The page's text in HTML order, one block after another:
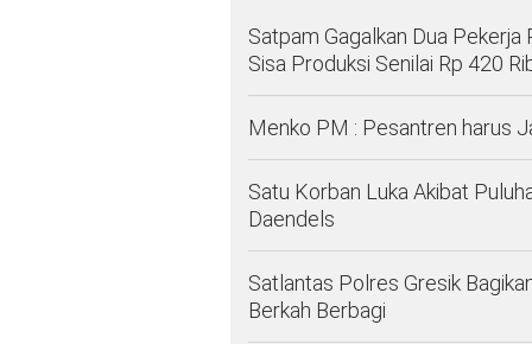
Satpam Gagalkan Dua
Sisa Produksi Senilai Rp 420
Menko PM : Pesantren harus
Satu Korban Luka Akibat
Daendels
Satlantas Polres Gresik
Berkah Berbagi